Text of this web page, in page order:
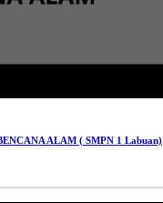
ALAM ( SMPN 1 Labuan)